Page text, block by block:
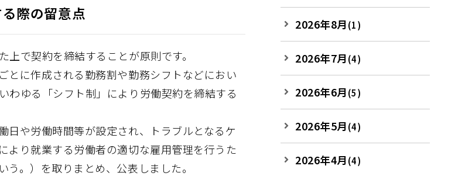
際の留意点
で契約を締結することが原則です。
とに作成される勤務割や勤務シフトなどにおい
わゆる「シフト制」により労働契約を締結する
日や労働時間等が設定され、トラブルとなるケ
より就業する労働者の適切な雇用管理を行うた
。）を取りまとめ、公表しました。
2026年8月(1)
2026年7月(4)
2026年6月(5)
2026年5月(4)
2026年4月(4)